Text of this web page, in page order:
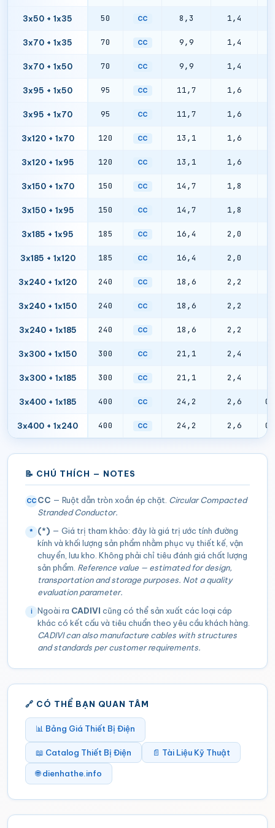
3x50 + 1x35 50 CC 8,3 1,4
3x70 + 1x35 70 CC 9,9 1,4
3x70 + 1x50 70 CC 9,9 1,4
3x95 + 1x50 95 CC 11,7 1,6
3x95 + 1x70 95 CC 11,7 1,6
3x120 + 1x70 120 CC 13,1 1,6
3x120 + 1x95 120 CC 13,1 1,6
3x150 + 1x70 150 CC 14,7 1,8
3x150 + 1x95 150 CC 14,7 1,8
3x185 + 1x95 185 CC 16,4 2,0
3x185 + 1x120 185 CC 16,4 2,0
3x240 + 1x120 240 CC 18,6 2,2
3x240 + 1x150 240 CC 18,6 2,2
3x240 + 1x185 240 CC 18,6 2,2
3x300 + 1x150 300 CC 21,1 2,4
3x300 + 1x185 300 CC 21,1 2,4
3x400 + 1x185 400 CC 24,2 2,6
3x400 + 1x240 400 CC 24,2 2,6
📝 CHÚ THÍCH — NOTES
CC CC — Ruột dẫn tròn xoắn ép chặt. Circular Compacted
Stranded Conductor.
* (*) — Giá trị tham khảo: đây là giá trị ước tính đường
kính và khối lượng sản phẩm nhằm phục vụ thiết kế, vận
chuyển, lưu kho. Không phải chỉ tiêu đánh giá chất lượng
sản phẩm. Reference value — estimated for design,
transportation and storage purposes. Not a quality
evaluation parameter.
ℹ Ngoài ra CADIVI cũng có thể sản xuất các loại cáp
khác có kết cấu và tiêu chuẩn theo yêu cầu khách hàng.
CADIVI can also manufacture cables with structures
and standards per customer requirements.
🔗 CÓ THỂ BẠN QUAN TÂM
📊 Bảng Giá Thiết Bị Điện
📖 Catalog Thiết Bị Điện 📄 Tài Liệu Kỹ Thuật
🌐 dienhathe.info